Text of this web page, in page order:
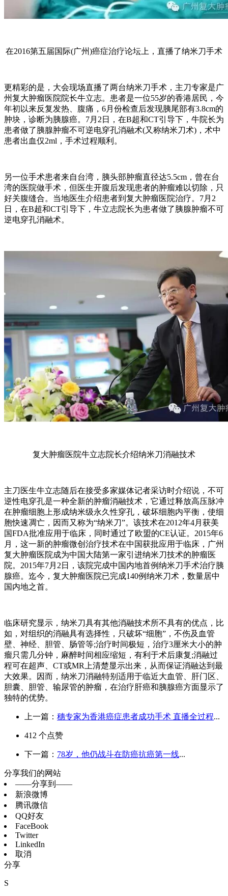
在2016第五届国际(广州)癌症治疗论坛上，直播了纳米刀手术
更精彩的是，大会现场直播了两台纳米刀手术，主刀专家是广
州复大肿瘤医院院长牛立志。患者是一位55岁的香港居民，今
年初以来反复发热、腹痛，6月份检查后发现胰尾部有3.8cm的
肿块，诊断为胰腺癌。7月2日，在B超和CT引导下，牛院长为
患者做了胰腺肿瘤不可逆电穿孔消融术(又称纳米刀术)，术中
患者出血仅2ml，手术过程顺利。
另一位手术患者来自台湾，胰头部肿瘤直径达5.5cm，曾在台
湾的医院做手术，但医生开腹后发现患者的肿瘤难以切除，只
好关腹缝合。当地医生介绍患者到复大肿瘤医院治疗。7月2
日，在B超和CT引导下，牛立志院长为患者做了胰腺肿瘤不可
逆电穿孔消融术。
复大肿瘤医院牛立志院长介绍纳米刀消融技术
主刀医生牛立志随后在接受多家媒体记者采访时介绍说，不可
逆性电穿孔是一种全新的肿瘤消融技术，它通过释放高压脉冲
在肿瘤细胞上形成纳米级永久性穿孔，破坏细胞内平衡，使细
胞快速凋亡，因而又称为“纳米刀”。该技术在2012年4月获美
国FDA批准应用于临床，同时通过了欧盟的CE认证。2015年6
月，这一新的肿瘤微创治疗技术在中国获批应用于临床，广州
复大肿瘤医院成为中国大陆第一家引进纳米刀技术的肿瘤医
院。2015年7月2日，该院完成中国内地首例纳米刀手术治疗胰
腺癌。迄今，复大肿瘤医院已完成140例纳米刀术，数量居中
国内地之首。
临床研究显示，纳米刀具有其他消融技术所不具有的优点，比
如，对组织的消融具有选择性，只破坏“细胞”，不伤及血管
壁、神经、胆管、肠管等;治疗时间极短，治疗3厘米大小的肿
瘤只需几分钟，麻醉时间相应缩短，有利于术后康复;消融过
程可在超声、CT或MR上清楚显示出来，从而保证消融达到最
大效果。因而，纳米刀消融特别适用于临近大血管、肝门区、
胆囊、胆管、输尿管的肿瘤，在治疗肝癌和胰腺癌方面显示了
独特的优势。
上一篇： 穗专家为香港癌症患者成功手术 直播全过程...
412 个点赞
下一篇： 78岁，他仍战斗在防癌抗癌第一线...
分享我们的网站
——分享到——
新浪微博
腾讯微信
QQ好友
FaceBook
Twitter
LinkedIn
取消
分享
S